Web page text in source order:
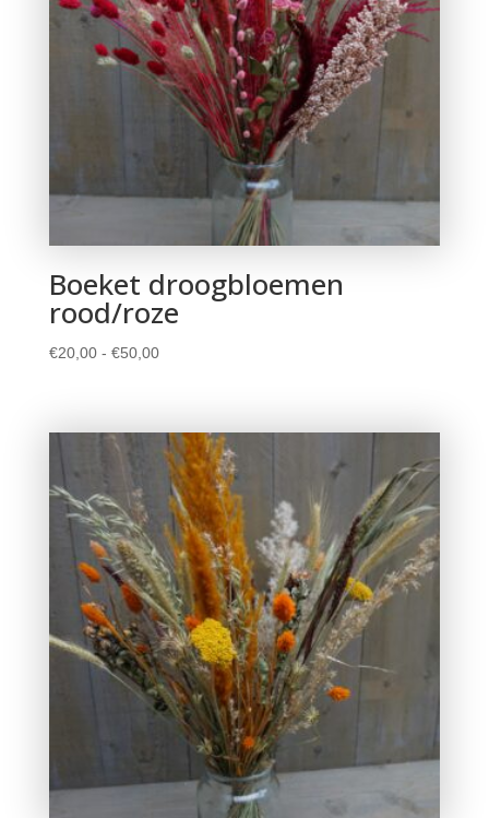
Boeket droogbloemen
rood/roze
€20,00 - €50,00Prijsklasse: